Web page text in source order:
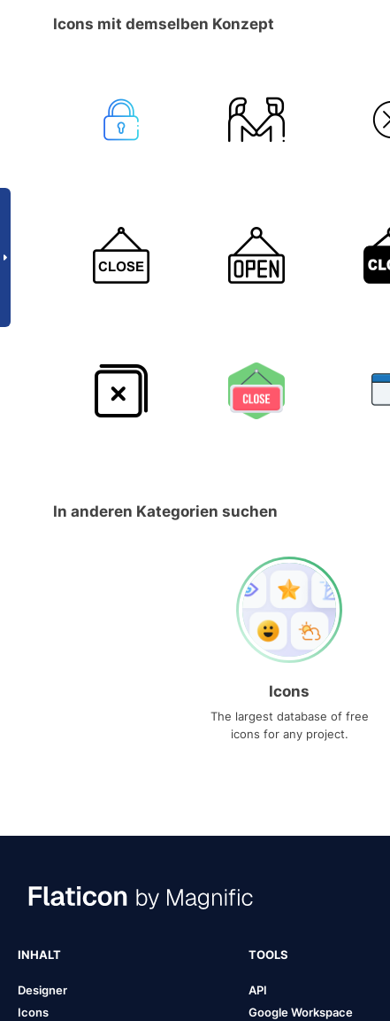
Icons mit demselben Konzept
In anderen Kategorien suchen
Icons
The largest database of free
icons for any project.
INHALT
Designer
Icons
TOOLS
API
Google Workspace